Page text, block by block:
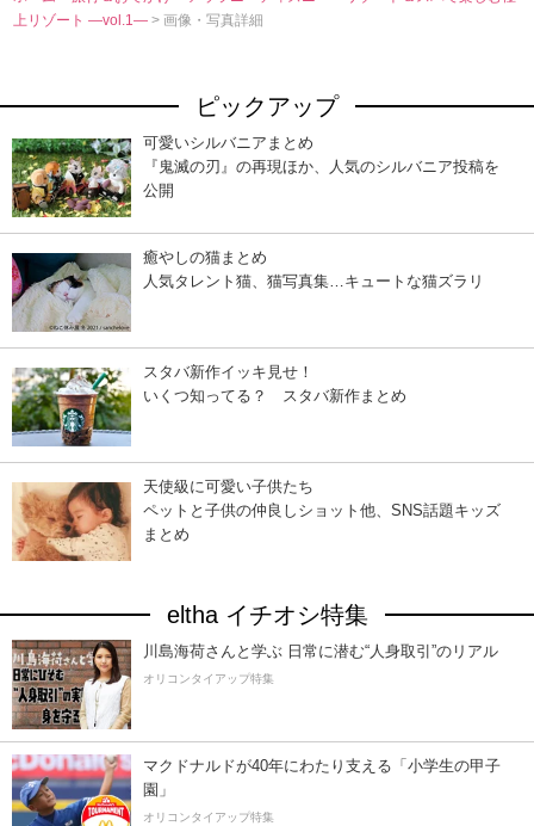
上リゾート ―vol.1―> 画像・写真詳細
ピックアップ
可愛いシルバニアまとめ
『鬼滅の刃』の再現ほか、人気のシルバニア投稿を
公開
癒やしの猫まとめ
人気タレント猫、猫写真集…キュートな猫ズラリ
スタバ新作イッキ見せ！
いくつ知ってる？ スタバ新作まとめ
天使級に可愛い子供たち
ペットと子供の仲良しショット他、SNS話題キッズ
まとめ
eltha イチオシ特集
川島海荷さんと学ぶ 日常に潜む“人身取引”のリアル
オリコンタイアップ特集
マクドナルドが40年にわたり支える「小学生の甲子
園」
オリコンタイアップ特集